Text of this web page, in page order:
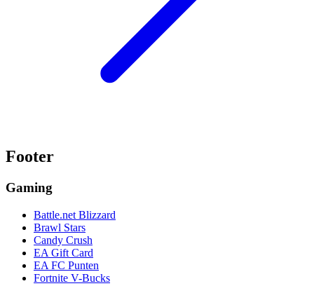
Footer
Gaming
Battle.net Blizzard
Brawl Stars
Candy Crush
EA Gift Card
EA FC Punten
Fortnite V-Bucks